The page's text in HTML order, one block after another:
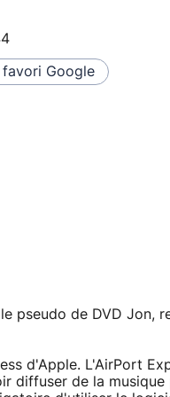
favori Google
pseudo de DVD Jon,
d'Apple. L'AirPort
diffuser de la